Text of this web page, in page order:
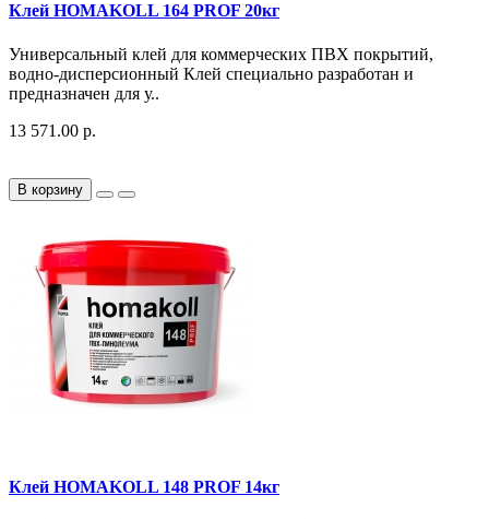
Клей HOMAKOLL 164 PROF 20кг
Универсальный клей для коммерческих ПВХ покрытий,
водно-дисперсионный Клей специально разработан и
предназначен для у..
13 571.00 р.
В корзину
Клей HOMAKOLL 148 PROF 14кг